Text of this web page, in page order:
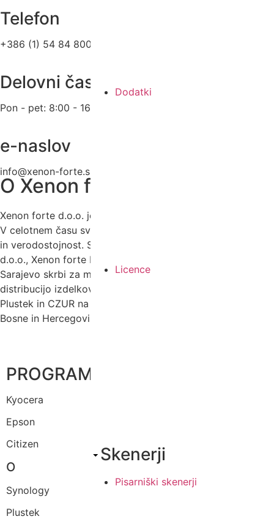
Dodatki
Licence
Skenerji
Pisarniški skenerji
Telefon
+386 (1) 54 84 800
Delovni čas
Pon - pet: 8:00 - 16:00
e-naslov
info@xenon-forte.si
O Xenon forte
Xenon forte d.o.o. je podjetje z več kot 30-letno tradicijo.
V celotnem času svojega obstoja se zavzema za odličnost
in verodostojnost. Skupaj s podjetji Xenon forte Zagreb
d.o.o., Xenon forte Montenegro in Xenon forte d.o.o.,
Sarajevo skrbi za marketing, tehnično podporo in
distribucijo izdelkov Kyocera, Synology, Trodat, KAI,
Plustek in CZUR na področju Republike Slovenije, Hrvaške,
Bosne in Hercegovine ter Črne gore.
PROGRAMI
Kyocera
Epson
Citizen
O
Synology
Plustek